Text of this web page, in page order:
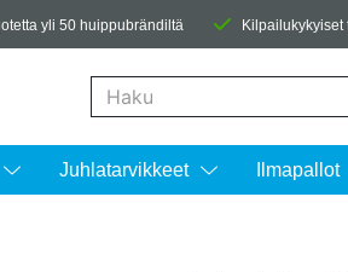
yli 50 huippubrändiltä Kilpailukykyiset
Juhlatarvikkeet Ilmapallot